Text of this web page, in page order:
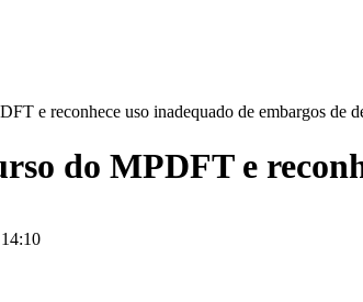
e reconhece uso inadequado de embargos de
do MPDFT e